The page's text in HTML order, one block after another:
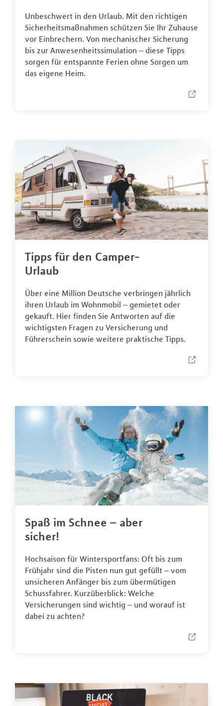
Unbeschwert in den Urlaub. Mit den richtigen
Sicherheitsmaßnahmen schützen Sie Ihr Zuhause
vor Einbrechern. Von mechanischer Sicherung
bis zur Anwesenheitssimulation – diese Tipps
sorgen für entspannte Ferien ohne Sorgen um
das eigene Heim.
Tipps für den Camper-
Urlaub
Über eine Million Deutsche verbringen jährlich
ihren Urlaub im Wohnmobil – gemietet oder
gekauft. Hier finden Sie Antworten auf die
wichtigsten Fragen zu Versicherung und
Führerschein sowie weitere praktische Tipps.
Spaß im Schnee – aber
sicher!
Hochsaison für Wintersportfans: Oft bis zum
Frühjahr sind die Pisten nun gut gefüllt – vom
unsicheren Anfänger bis zum übermütigen
Schussfahrer. Kurzüberblick: Welche
Versicherungen sind wichtig – und worauf ist
dabei zu achten?